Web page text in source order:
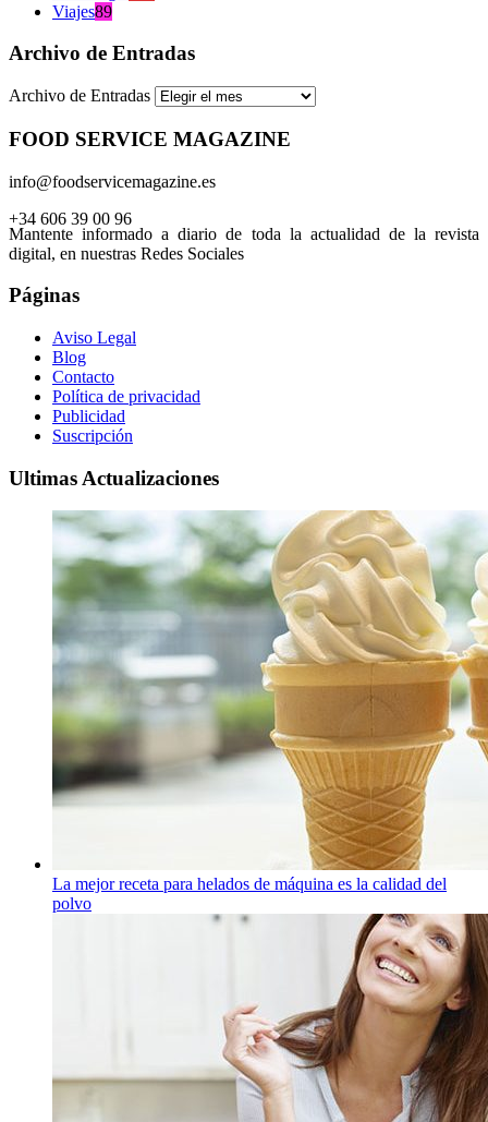
Viajes89
Archivo de Entradas
Archivo de Entradas
FOOD SERVICE MAGAZINE
info@foodservicemagazine.es
+34 606 39 00 96
Mantente informado a diario de toda la actualidad de la revista
digital, en nuestras Redes Sociales
Páginas
Aviso Legal
Blog
Contacto
Política de privacidad
Publicidad
Suscripción
Ultimas Actualizaciones
La mejor receta para helados de máquina es la calidad del
polvo